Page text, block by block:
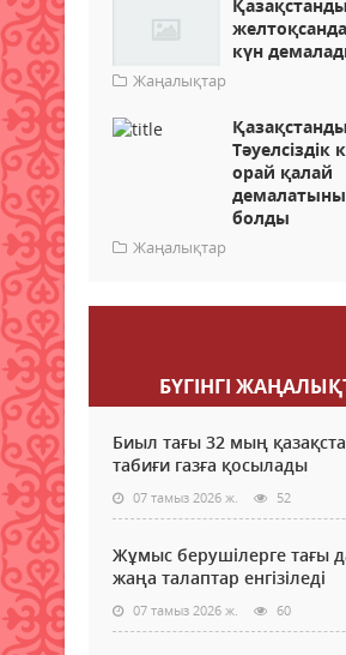
күн
Жаңалықтар
Тәуелсіздік
орай қалай
демалатыны
болды
Жаңалықтар
БҮГІНГI
Биыл тағы 32 мың
табиғи газға қосылады
07 тамыз 2026 ж. 52
Жұмыс берушілерге тағы
жаңа талаптар енгізіледі
07 тамыз 2026 ж. 60